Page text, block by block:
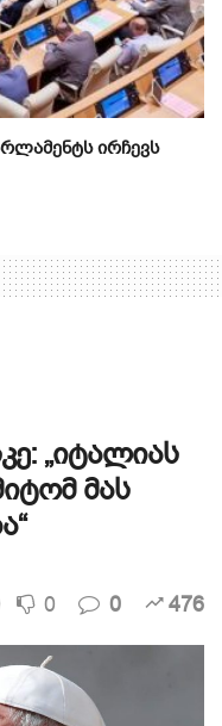
ირჩევს
„იტალიას
მას
0 0 476